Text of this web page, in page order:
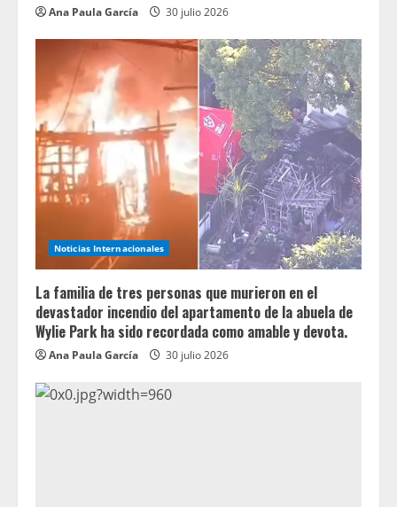
Ana Paula García 30 julio 2026
Noticias Internacionales
La familia de tres personas que murieron en el
devastador incendio del apartamento de la abuela de
Wylie Park ha sido recordada como amable y devota.
Ana Paula García 30 julio 2026